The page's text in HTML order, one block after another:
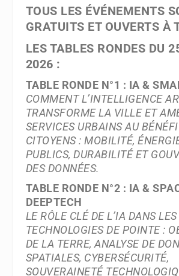
TOUS LES ÉVÉNEMENTS
GRATUITS ET OUVERTS À
LES TABLES RONDES DU
2026 :
TABLE RONDE N°1 : IA &
COMMENT L’INTELLIGENCE
TRANSFORME LA VILLE ET
SERVICES URBAINS AU
CITOYENS : MOBILITÉ,
PUBLICS, DURABILITÉ ET
DES DONNÉES.
TABLE RONDE N°2 : IA &
DEEPTECH
LE RÔLE CLÉ DE L’IA DANS LES
TECHNOLOGIES DE POINTE :
DE LA TERRE, ANALYSE DE
SPATIALES, CYBERSÉCURITÉ,
SOUVERAINETÉ